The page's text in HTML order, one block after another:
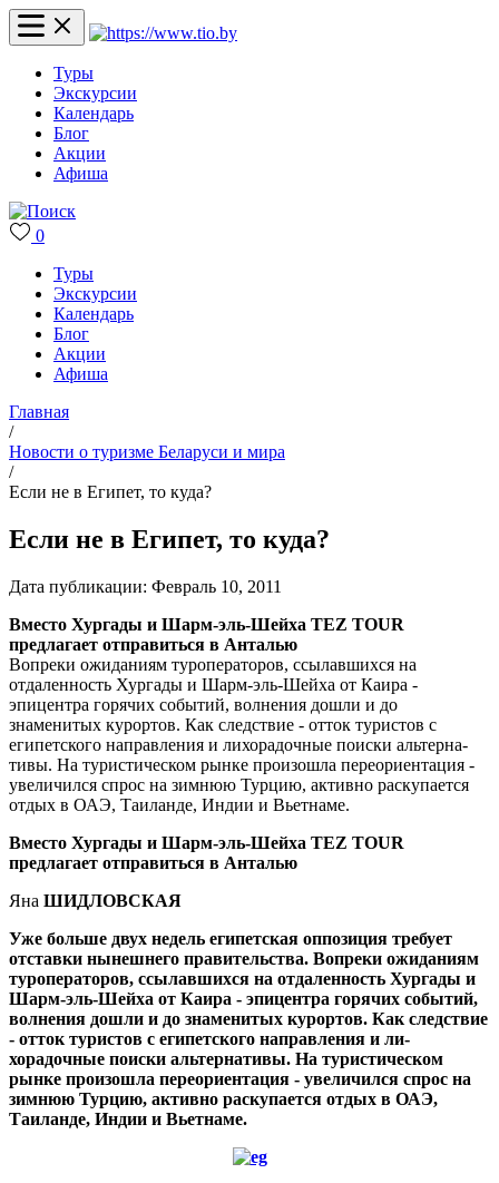
Туры
Экскурсии
Календарь
Блог
Акции
Афиша
0
Туры
Экскурсии
Календарь
Блог
Акции
Афиша
Главная
/
Новости о туризме Беларуси и мира
/
Если не в Египет, то куда?
Если не в Египет, то куда?
Дата публикации: Февраль 10, 2011
Вместо Хургады и Шарм-эль-Шейха TEZ TOUR
предлагает отправиться в Анталью
Вопреки ожиданиям туроператоров, ссылавшихся на
отдаленность Хургады и Шарм-эль-Шейха от Каира -
эпицентра горячих событий, волнения дошли и до
знаменитых курортов. Как следствие - отток туристов с
египетского направления и ли­хорадочные поиски альтерна­
тивы. На туристическом рынке произошла переориентация -
увеличился спрос на зимнюю Турцию, активно раскупается
отдых в ОАЭ, Таиланде, Индии и Вьетнаме.
Вместо Хургады и Шарм-эль-Шейха TEZ TOUR
предлагает отправиться в Анталью
Яна ШИДЛОВСКАЯ
Уже больше двух недель египетская оппозиция требует
отставки нынеш­него правительства. Вопреки ожиданиям
туроператоров, ссылавшихся на отдаленность Хургады и
Шарм-эль-Шейха от Каира - эпицентра горячих событий,
волнения дошли и до знаменитых курортов. Как следствие
- отток туристов с египетского направления и ли­
хорадочные поиски альтерна­тивы. На туристическом
рынке произошла переориентация - увеличился спрос на
зимнюю Турцию, активно раскупается отдых в ОАЭ,
Таиланде, Индии и Вьетнаме.